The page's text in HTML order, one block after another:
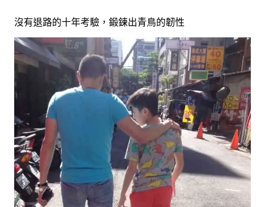
沒有退路的十年考驗，鍛鍊出青鳥的韌性